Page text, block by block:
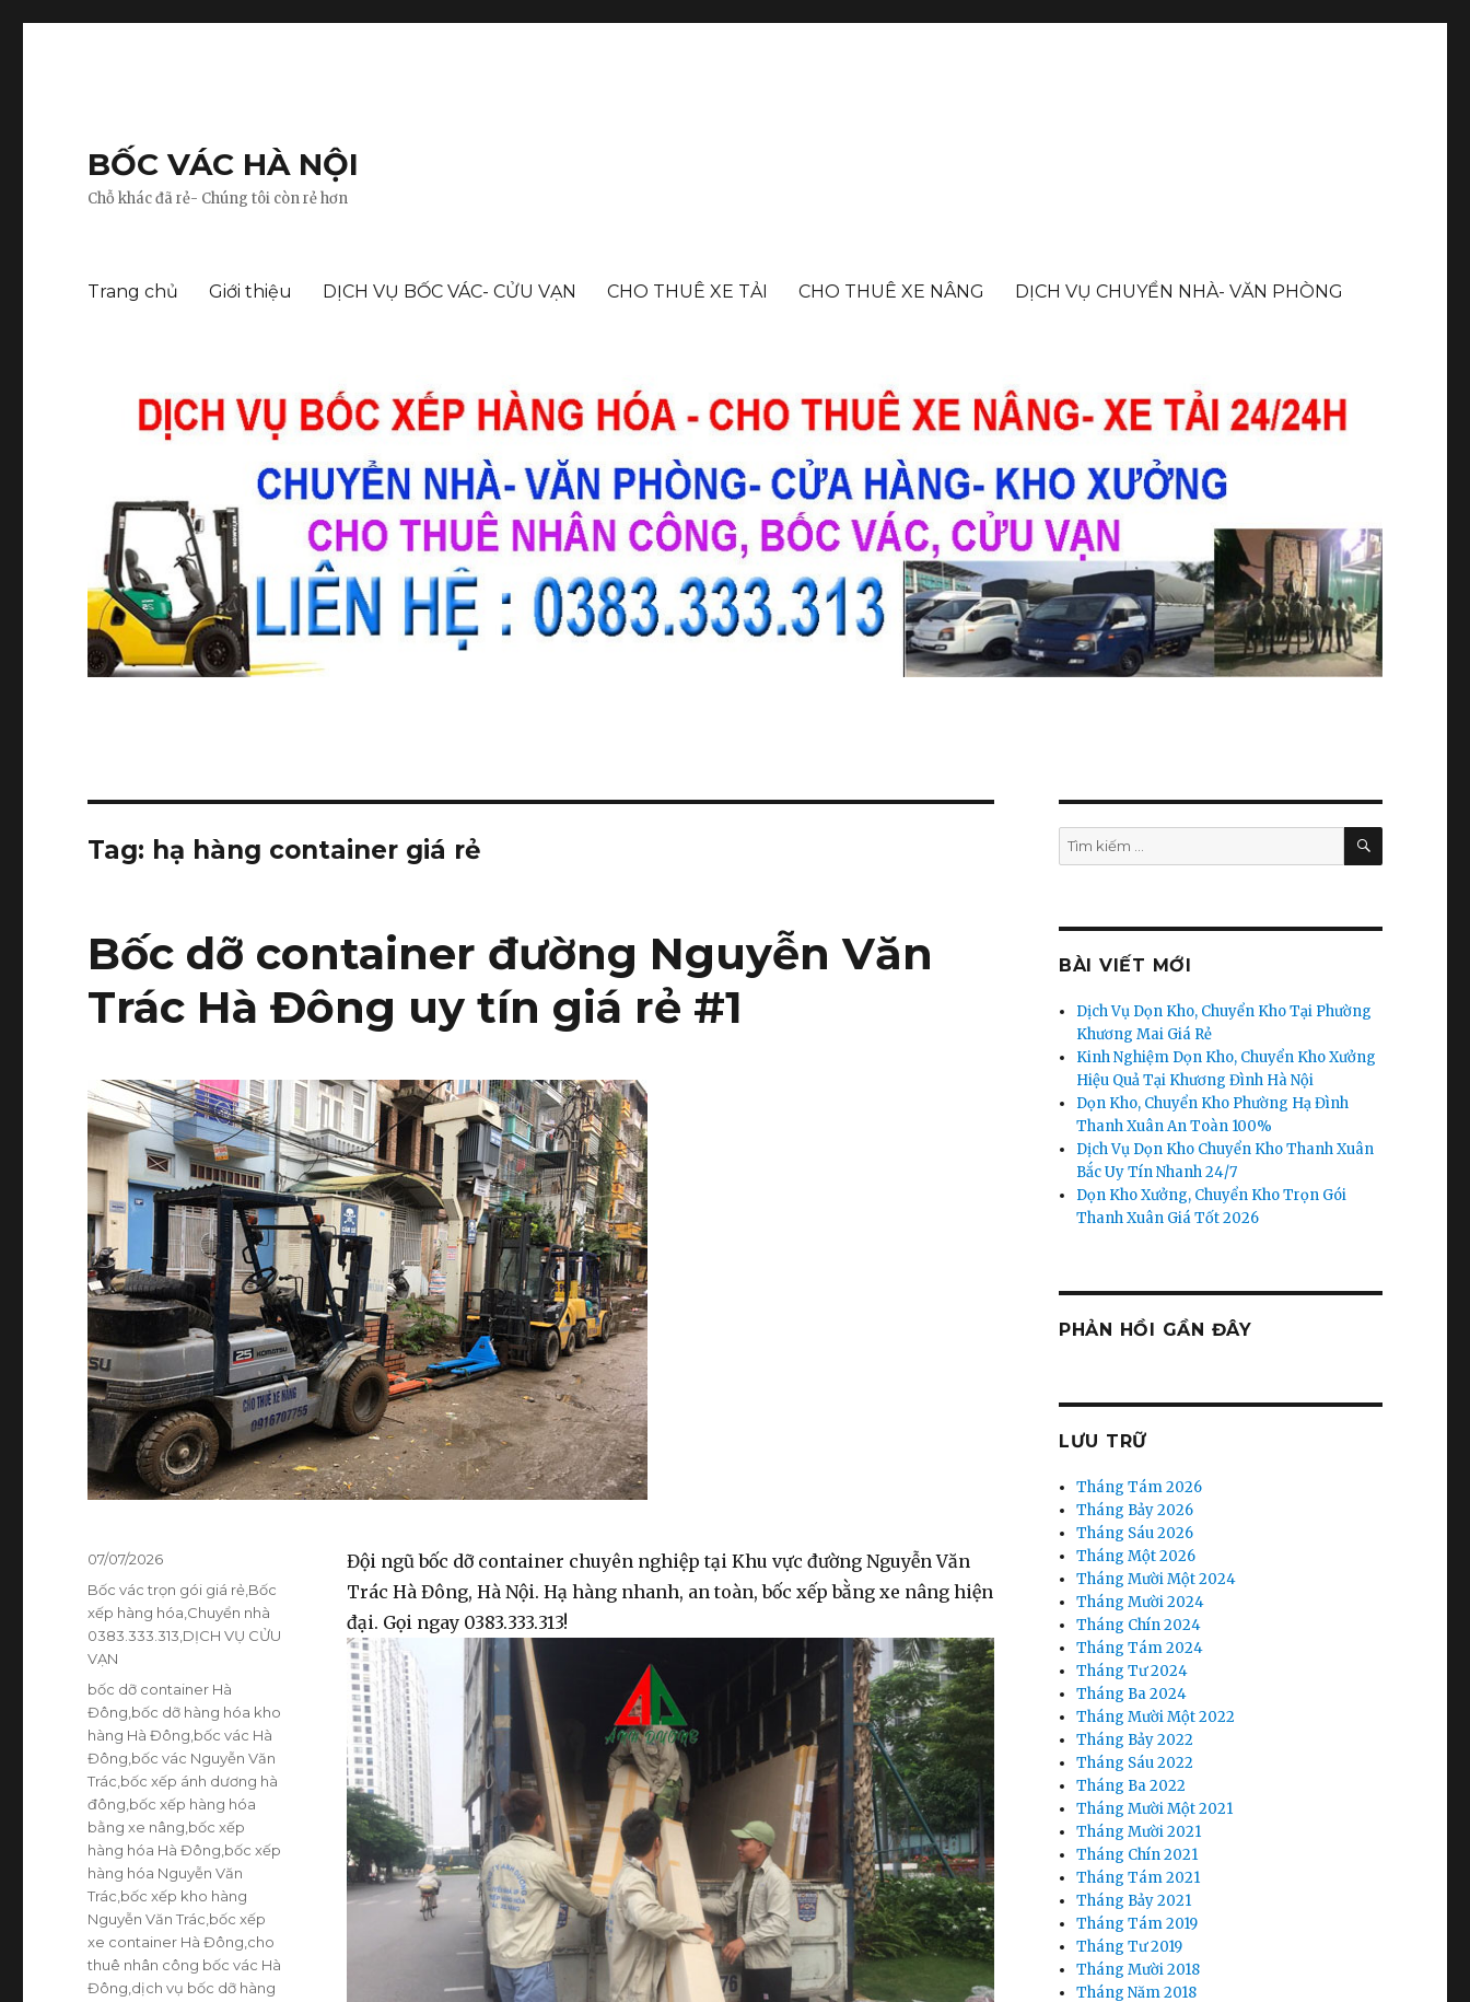
BỐC VÁC HÀ NỘI
Chỗ khác đã rẻ- Chúng tôi còn rẻ hơn
Trang chủ Giới thiệu DỊCH VỤ BỐC VÁC- CỬU VẠN CHO THUÊ XE TẢI CHO THUÊ XE NÂNG DỊCH VỤ CHUYỂN NHÀ- VĂN PHÒNG
Tag: hạ hàng container giá rẻ
Bốc dỡ container đường Nguyễn Văn
Trác Hà Đông uy tín giá rẻ #1
Đội ngũ bốc dỡ container chuyên nghiệp tại Khu vực đường Nguyễn Văn
Trác Hà Đông, Hà Nội. Hạ hàng nhanh, an toàn, bốc xếp bằng xe nâng hiện
đại. Gọi ngay 0383.333.313!
Đăng
vào
ngày
07/07/2026
Danh
mục
Bốc vác trọn gói giá rẻ Bốc
xếp hàng hóa Chuyển nhà
0383.333.313 DỊCH VỤ CỬU
VẠN
Thẻ
bốc dỡ container Hà
Đông bốc dỡ hàng hóa kho
hàng Hà Đông bốc vác Hà
Đông bốc vác Nguyễn Văn
Trác bốc xếp ánh dương hà
đông bốc xếp hàng hóa
bằng xe nâng bốc xếp
hàng hóa Hà Đông bốc xếp
hàng hóa Nguyễn Văn
Trác bốc xếp kho hàng
Nguyễn Văn Trác bốc xếp
xe container Hà Đông cho
thuê nhân công bốc vác Hà
Đông dịch vụ bốc dỡ hàng
Tìm
kiếm:
TÌM
BÀI VIẾT MỚI
Dịch Vụ Dọn Kho, Chuyển Kho Tại Phường
Khương Mai Giá Rẻ
Kinh Nghiệm Dọn Kho, Chuyển Kho Xưởng
Hiệu Quả Tại Khương Đình Hà Nội
Dọn Kho, Chuyển Kho Phường Hạ Đình
Thanh Xuân An Toàn 100%
Dịch Vụ Dọn Kho Chuyển Kho Thanh Xuân
Bắc Uy Tín Nhanh 24/7
Dọn Kho Xưởng, Chuyển Kho Trọn Gói
Thanh Xuân Giá Tốt 2026
PHẢN HỒI GẦN ĐÂY
LƯU TRỮ
Tháng Tám 2026
Tháng Bảy 2026
Tháng Sáu 2026
Tháng Một 2026
Tháng Mười Một 2024
Tháng Mười 2024
Tháng Chín 2024
Tháng Tám 2024
Tháng Tư 2024
Tháng Ba 2024
Tháng Mười Một 2022
Tháng Bảy 2022
Tháng Sáu 2022
Tháng Ba 2022
Tháng Mười Một 2021
Tháng Mười 2021
Tháng Chín 2021
Tháng Tám 2021
Tháng Bảy 2021
Tháng Tám 2019
Tháng Tư 2019
Tháng Mười 2018
Tháng Năm 2018